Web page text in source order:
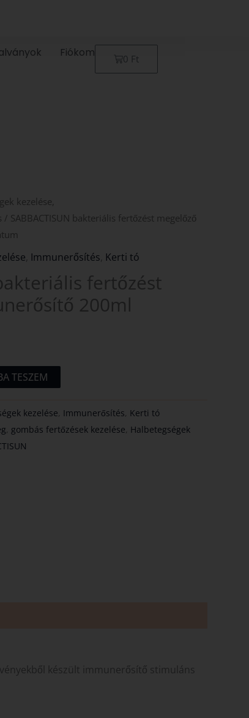
Fiókom 0 Ft
Kosár
kezelése,
/ SABBACTISUN bakteriális fertőzést megelőző
Immunerősítés Kerti tó
fertőzést
200ml
TESZEM
kezelése, Immunerősítés, Kerti tó
, gombás fertőzések kezelése, Halbetegségek
készült immunerősítő stimuláns